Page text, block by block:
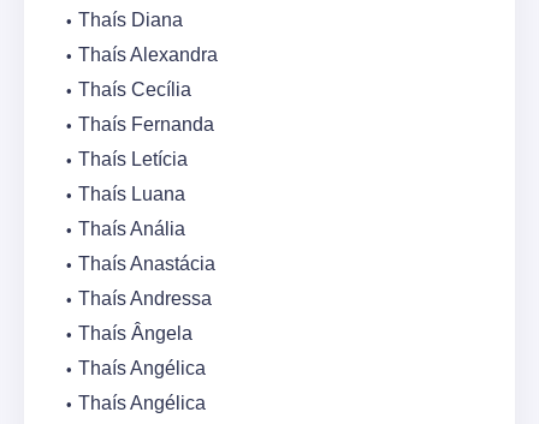
Thaís Diana
Thaís Alexandra
Thaís Cecília
Thaís Fernanda
Thaís Letícia
Thaís Luana
Thaís Anália
Thaís Anastácia
Thaís Andressa
Thaís Ângela
Thaís Angélica
Thaís Angélica